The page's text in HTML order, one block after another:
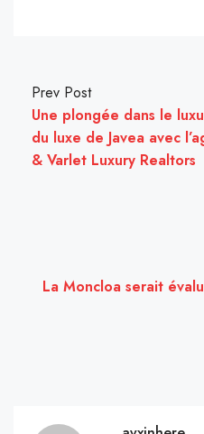
Prev Post
Une plongée dans le
du luxe de Javea avec
& Varlet Luxury Realtors
La Moncloa serait